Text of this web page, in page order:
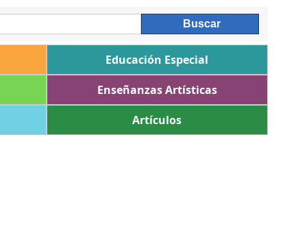
Educación Especial
Enseñanzas Artísticas
Artículos